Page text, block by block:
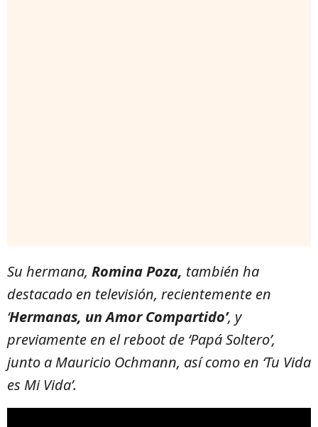
Su hermana, Romina Poza, también ha
destacado en televisión, recientemente en
‘Hermanas, un Amor Compartido’, y
previamente en el reboot de ‘Papá Soltero’,
junto a Mauricio Ochmann, así como en ‘Tu Vida
es Mi Vida’.